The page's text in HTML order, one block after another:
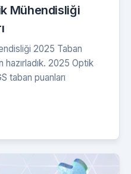
Mühendisliği
2025 Taban
hazırladık. 2025 Optik
taban puanları